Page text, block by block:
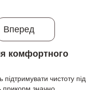
Вперед
комфортного
чистоту під